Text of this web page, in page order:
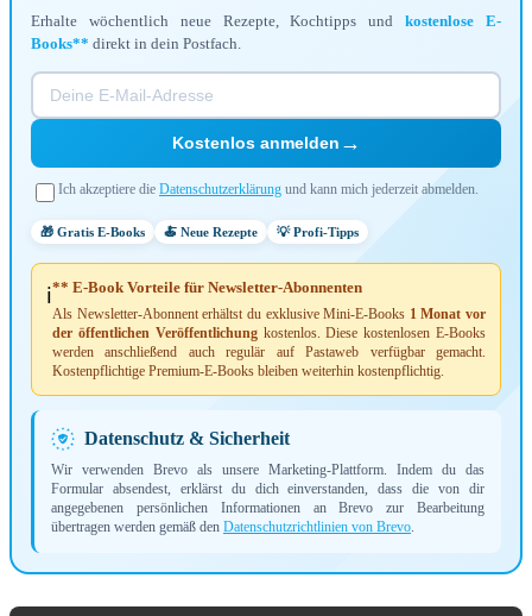
Erhalte wöchentlich neue Rezepte, Kochtipps undkostenlose E-
Books** direkt in dein Postfach.
Kostenlos anmelden →
Ich akzeptiere die Datenschutzerklärung und kann mich jederzeit abmelden.
🎁 Gratis E-Books 🍝 Neue Rezepte 💡 Profi-Tipps
ℹ️** E-Book Vorteile für Newsletter-Abonnenten
Als Newsletter-Abonnent erhältst du exklusive Mini-E-Books 1 Monat vor
der öffentlichen Veröffentlichungkostenlos. Diese kostenlosen E-Books
werden anschließend auch regulär auf Pastaweb verfügbar gemacht.
Kostenpflichtige Premium-E-Books bleiben weiterhin kostenpflichtig.
Datenschutz & Sicherheit
Wir verwenden Brevo als unsere Marketing-Plattform. Indem du das
Formular absendest, erklärst du dich einverstanden, dass die von dir
angegebenen persönlichen Informationen an Brevo zur Bearbeitung
übertragen werden gemäß den Datenschutzrichtlinien von Brevo.